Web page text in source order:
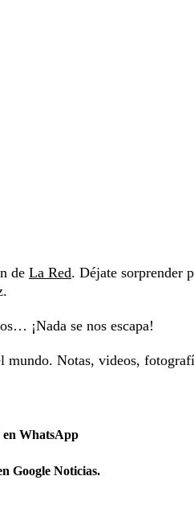
de La Red. Déjate sorprender
¡Nada se nos escapa!
mundo. Notas, videos,
WhatsApp
Google Noticias.